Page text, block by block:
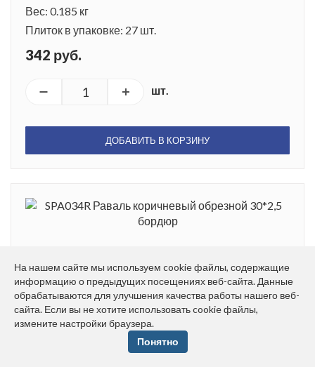
Вес: 0.185 кг
Плиток в упаковке: 27 шт.
342 руб.
шт.
ДОБАВИТЬ В КОРЗИНУ
SPA034R Раваль коричневый обрезной 30*2,5
бордюр
Размер: 2*30 см
Плиток в упаковке: 27 шт.
На нашем сайте мы используем cookie файлы, содержащие
информацию о предыдущих посещениях веб-сайта. Данные
обрабатываются для улучшения качества работы нашего веб-
сайта. Если вы не хотите использовать cookie файлы,
измените настройки браузера.
Понятно